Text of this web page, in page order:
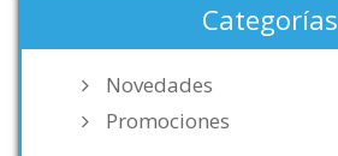
Categorías
Novedades
Promociones